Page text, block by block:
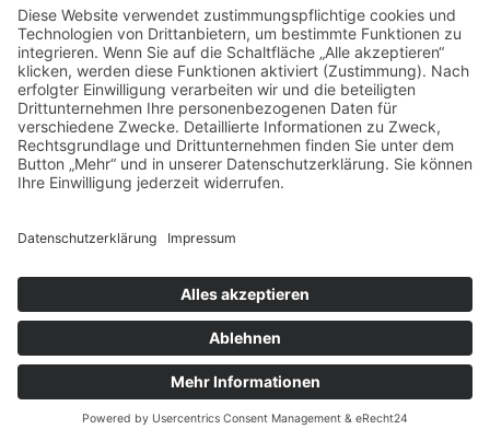
© 2026 Burggymnasium Altena | Alle Rechte vorbehalten.